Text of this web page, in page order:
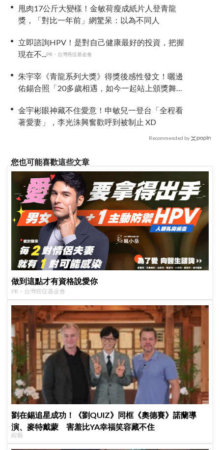
甩肉17公斤大變樣！金敏荷瘦成紙片人登青龍
獎，「對比一年前」網驚呆：以為不同人
立即諮詢HPV！是對自己健康最好的投資，把握
現在不...PR・台灣癌症基金會
朱宇宰《青龍系列大獎》得獎後感性發文！曬邊
佑錫合照「20多歲相遇，如今一起站上頒獎舞
金宇彬眼神藏不住愛意！申敏兒一登台「全程看
著愛妻」，李光洙興奮歡呼到被制止 XD
Recommended by
您也可能喜歡這些文章
做到這點才有資格說愛你
PR・台灣癌症基金會
劉在錫追星成功！《劉QUIZ》同框《奧德賽》諾蘭導
演、麥特戴蒙 害羞比YA幸福笑容藏不住
綜藝